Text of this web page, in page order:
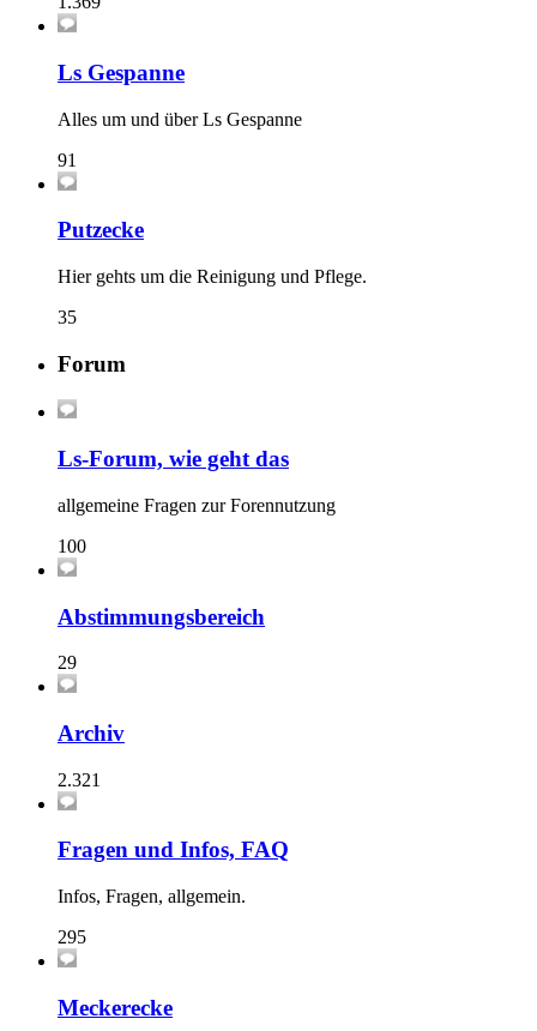
Ls Gespanne
Alles um und über Ls Gespanne
91
Putzecke
Hier gehts um die Reinigung und Pflege.
35
Forum
Ls-Forum, wie geht das
allgemeine Fragen zur Forennutzung
100
Abstimmungsbereich
29
Archiv
2.321
Fragen und Infos, FAQ
Infos, Fragen, allgemein.
295
Meckerecke